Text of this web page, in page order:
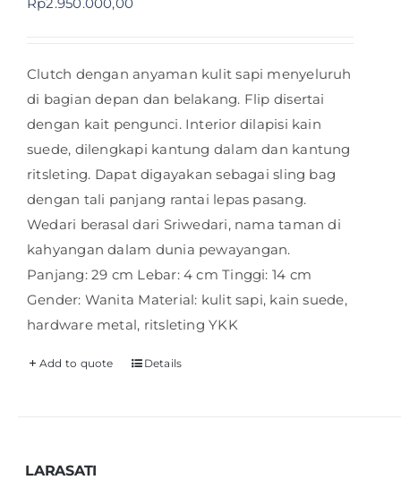
Clutch dengan anyaman kulit sapi menyeluruh
di bagian depan dan belakang. Flip disertai
dengan kait pengunci. Interior dilapisi kain
suede, dilengkapi kantung dalam dan kantung
ritsleting. Dapat digayakan sebagai sling bag
dengan tali panjang rantai lepas pasang.
Wedari berasal dari Sriwedari, nama taman di
kahyangan dalam dunia pewayangan.
Panjang: 29 cm Lebar: 4 cm Tinggi: 14 cm
Gender: Wanita Material: kulit sapi, kain suede,
hardware metal, ritsleting YKK
Add to quote Details
LARASATI